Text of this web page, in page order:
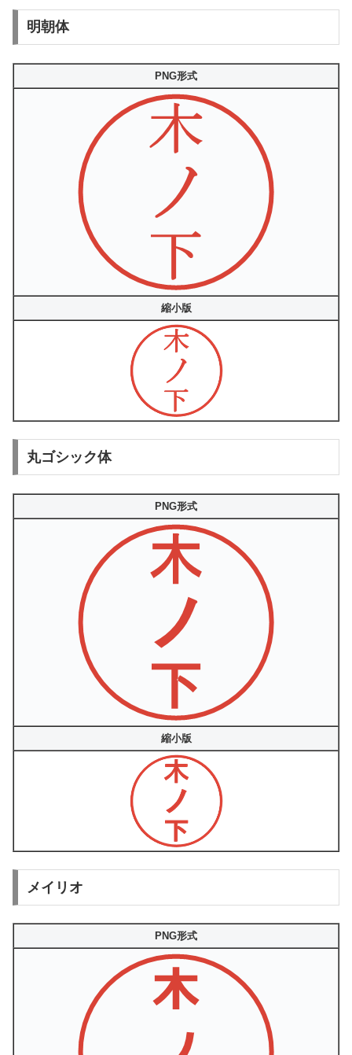
明朝体
PNG形式
縮小版
丸ゴシック体
PNG形式
縮小版
メイリオ
PNG形式